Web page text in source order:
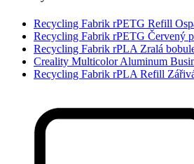
Recycling Fabrik rPETG Refill
Recycling Fabrik rPETG Červený
Recycling Fabrik rPLA Zralá
Creality Multicolor Aluminum
Recycling Fabrik rPLA Refill